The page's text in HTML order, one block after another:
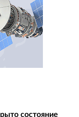
состояние